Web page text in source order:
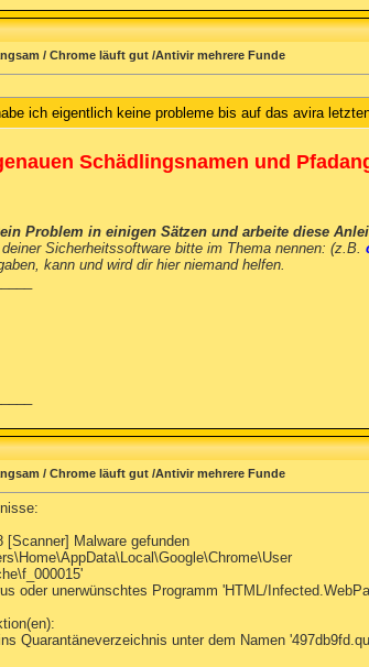
/ Chrome läuft gut /Antivir mehrere Funde
ich eigentlich keine probleme bis auf das avira
Schädlingsnamen und
Problem in einigen Sätzen und arbeite diese
Sicherheitssoftware bitte im Thema nennen: (z.B.
kann und wird dir hier niemand helfen.
/ Chrome läuft gut /Antivir mehrere Funde
[Scanner] Malware gefunden
oder unerwünschtes Programm 'HTML/
Quarantäneverzeichnis unter dem Namen